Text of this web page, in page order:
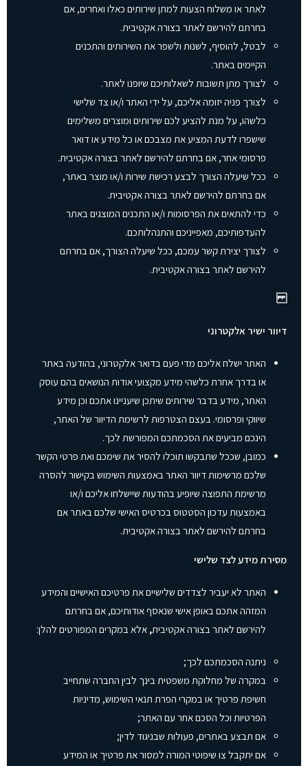
לאתר או משלוח הצעות למתן שירותים כאלו ואחרים, אם
בחרתם להירשם לאתר בצורה אקטיבית.
לבטל, להוסיף, לשנות ולשפר את השירותים והתכנים
הקיימים באתר.
לצורך מתן תשובות לשאלותיכם שיופנו לאתר.
לצורך פניה יזומה אליכם, על ידי האתר ו/או צד שלישי
כלשהו, על מנת להציע לכם שירותים ומוצרים משלימים
שישפרו לדעת המציע את מצבכם או כל מידע או דואר
פרסומי אחר, אם בחרתם להירשם לאתר בצורה אקטיבית.
ככל שיעלה הצורך לבצע רכישת שירות ו/או מוצר באתר,
אם בחרתם להירשם לאתר בצורה אקטיבית.
כדי להתאים את הפרסומות ו/או התכנים המוצגים באתר
להעדפותיכם, מאפייניכם והתנהלותכם.
לצורך יצירת קשר עמכם, ככל שיעלה הצורך, אם בחרתם
להירשם לאתר בצורה אקטיבית.
דיוור ישיר אלקטרוני
האתר ישלח אליכם מדי פעם בדואר אלקטרוני, בהודעה באתר
או בדרך אחרת כלשהי מידע מקצועי אודות הנושאים בהם עוסק
האתר, מידע בדבר שירותים שיתכן שיעניינו אתכם וכן מידע
שיווקי ופרסומי. בעצם הצטרפות לרשימת הדיוור של האתר,
הינכם מביעים את הסכמתכם המפורשת לכך.
כמובן, שככל שתבקשו תוכלו להסיר את שימכם ואת פרטי הקשר
שלכם מרשימות דיוור האתר באמצעות השימוש בקישור להסרה
מרשימת התפוצה שיופיע בהודעות שיישלחו אליכם ו/או
באמצעות עדכון הסטטוס בכרטיס האישי שלכם באתר אם
בחרתם להירשם לאתר בצורה אקטיבית.
מסירת מידע לצד שלישי
האתר לא יעביר לצדדים שלישיים את פרטיכם האישיים והמידע
המזהה אתכם באופן אישי שנאסף אודותיכם, אם בחרתם
להירשם לאתר בצורה אקטיבית, אלא במקרים המפורטים להלן:
ניתנה הסכמתכם לכך;
במקרה של מחלוקת משפטית בינך לבין החברה שתחייב
חשיפת פרטיך או במקרי הפרת תנאי השימוש, מדיניות
הפרטיות וכל הסכם אחר עם האתר;
אם תבצע באתרים, פעולות שבניגוד לדין;
אם יתקבל צו שיפוטי המורה למסור את פרטיך או המידע